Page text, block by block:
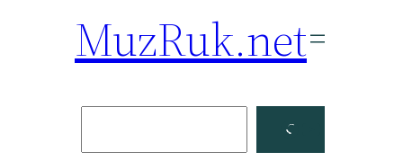
MuzRuk.net
Facebook